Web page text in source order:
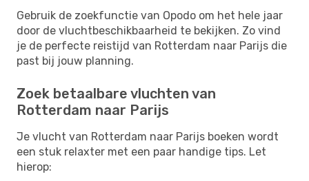
Gebruik de zoekfunctie van Opodo om het hele jaar
door de vluchtbeschikbaarheid te bekijken. Zo vind
je de perfecte reistijd van Rotterdam naar Parijs die
past bij jouw planning.
Zoek betaalbare vluchten van
Rotterdam naar Parijs
Je vlucht van Rotterdam naar Parijs boeken wordt
een stuk relaxter met een paar handige tips. Let
hierop: